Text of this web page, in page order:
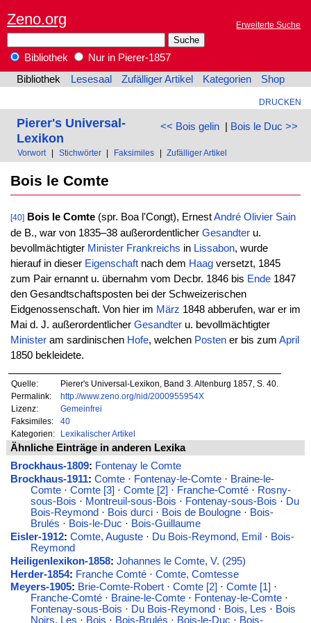
Zeno.org Erweiterte Suche
Bibliothek
Nur in Pierer-1857
Bibliothek
Lesesaal Zufälliger Artikel Kategorien Shop
DRUCKEN
<< Bois gelin| Bois le Duc >>
Pierer's Universal-
Lexikon
Vorwort Stichwörter Faksimiles Zufälliger Artikel
Bois le Comte
[40] Bois le Comte(spr. Boa l'Congt), ErnestAndré Olivier Sain
de B., war von 1835–38 außerordentlicher Gesandteru.
bevollmächtigter Minister Frankreichs in Lissabon, wurde
hierauf in dieser Eigenschaftnach dem Haagversetzt, 1845
zum Pair ernannt u. übernahm vom Decbr. 1846 bis Ende1847
den Gesandtschaftsposten bei der Schweizerischen
Eidgenossenschaft. Von hier im März 1848 abberufen, war er im
Mai d. J. außerordentlicher Gesandteru. bevollmächtigter
Ministeram sardinischen Hofe, welchen Postener bis zum April
1850 bekleidete.
Quelle:
Pierer's Universal-Lexikon, Band 3. Altenburg 1857, S. 40.
Permalink:
http://www.zeno.org/nid/2000955954X
Lizenz:
Gemeinfrei
Faksimiles:
40
Kategorien:
Lexikalischer Artikel
Ähnliche Einträge in anderen Lexika
Brockhaus-1809: Fontenay le Comte
Brockhaus-1911: Comte· Fontenay-le-Comte· Braine-le-
Comte· Comte [3] · Comte [2] · Franche-Comté· Rosny-
sous-Bois · Montreuil-sous-Bois · Fontenay-sous-Bois · Du
Bois-Reymond · Bois durci· Bois de Boulogne· Bois-
Brulés · Bois-le-Duc · Bois-Guillaume
Eisler-1912: Comte, Auguste· Du Bois-Reymond, Emil · Bois-
Reymond
Heiligenlexikon-1858: Johannes le Comte, V. (295)
Herder-1854: Franche Comté· Comte, Comtesse
Meyers-1905: Brie-Comte-Robert· Comte [2] · Comte [1] ·
Franche-Comté· Braine-le-Comte· Fontenay-le-Comte·
Fontenay-sous-Bois · Du Bois-Reymond · Bois, Les · Bois
Noirs, Les · Bois · Bois-Brulés · Bois-le-Duc · Bois-